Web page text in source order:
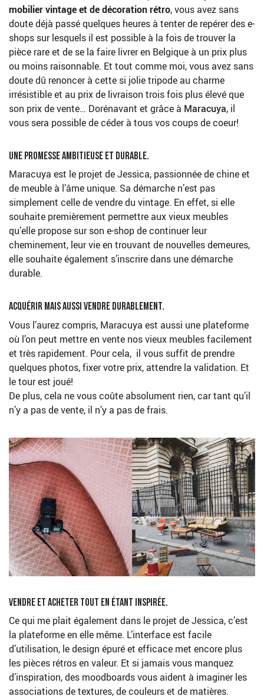
mobilier vintage et de décoration rétro, vous avez sans
doute déjà passé quelques heures à tenter de repérer des e-
shops sur lesquels il est possible à la fois de trouver la
pièce rare et de se la faire livrer en Belgique à un prix plus
ou moins raisonnable. Et tout comme moi, vous avez sans
doute dû renoncer à cette si jolie tripode au charme
irrésistible et au prix de livraison trois fois plus élevé que
son prix de vente… Dorénavant et grâce à Maracuya, il
vous sera possible de céder à tous vos coups de coeur!
Une promesse ambitieuse et durable.
Maracuya est le projet de Jessica, passionnée de chine et
de meuble à l’âme unique. Sa démarche n’est pas
simplement celle de vendre du vintage. En effet, si elle
souhaite premièrement permettre aux vieux meubles
qu’elle propose sur son e-shop de continuer leur
cheminement, leur vie en trouvant de nouvelles demeures,
elle souhaite également s’inscrire dans une démarche
durable.
Acquérir mais aussi vendre durablement.
Vous l’aurez compris, Maracuya est aussi une plateforme
où l’on peut mettre en vente nos vieux meubles facilement
et très rapidement. Pour cela, il vous suffit de prendre
quelques photos, fixer votre prix, attendre la validation. Et
le tour est joué!
De plus, cela ne vous coûte absolument rien, car tant qu’il
n’y a pas de vente, il n’y a pas de frais.
Vendre et acheter tout en étant inspirée.
Ce qui me plait également dans le projet de Jessica, c’est
la plateforme en elle même. L’interface est facile
d’utilisation, le design épuré et efficace met encore plus
les pièces rétros en valeur. Et si jamais vous manquez
d’inspiration, des moodboards vous aident à imaginer les
associations de textures, de couleurs et de matières.